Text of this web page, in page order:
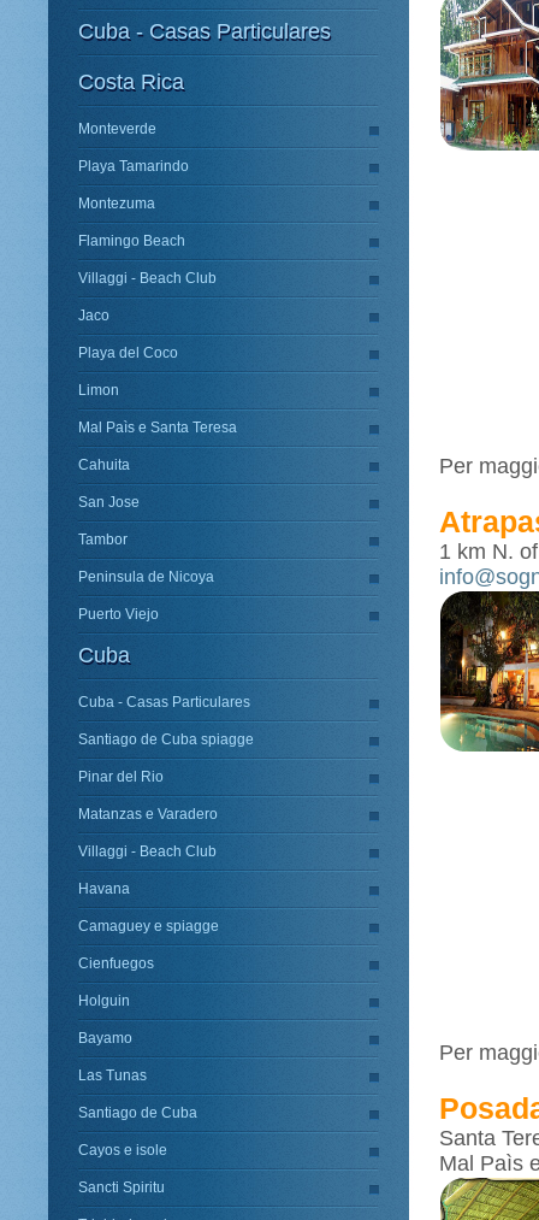
Cuba - Casas Particulares
Costa Rica
Monteverde
Playa Tamarindo
Montezuma
Flamingo Beach
Villaggi - Beach Club
Jaco
Playa del Coco
Limon
Mal Paìs e Santa Teresa
Cahuita
San Jose
Tambor
Peninsula de Nicoya
Puerto Viejo
Cuba
Cuba - Casas Particulares
Santiago de Cuba spiagge
Pinar del Rio
Matanzas e Varadero
Villaggi - Beach Club
Havana
Camaguey e spiagge
Cienfuegos
Holguin
Bayamo
Las Tunas
Santiago de Cuba
Cayos e isole
Sancti Spiritu
Per
1 km N.
Per
Santa
Mal Paìs